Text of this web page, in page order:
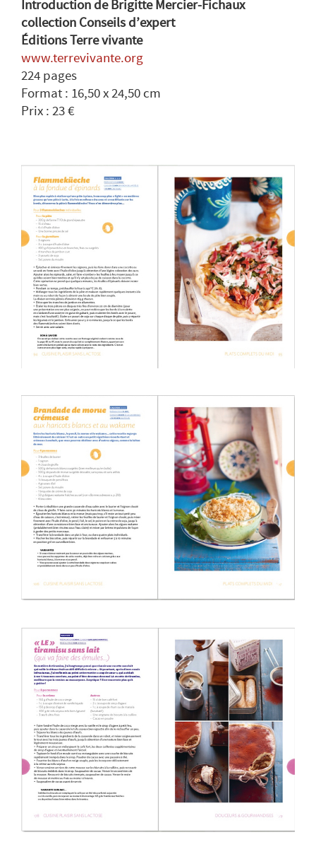
Introduction de Brigitte Mercier-Fichaux
collection Conseils d’expert
Éditions Terre vivante
www.terrevivante.org
224 pages
Format : 16,50 x 24,50 cm
Prix : 23 €